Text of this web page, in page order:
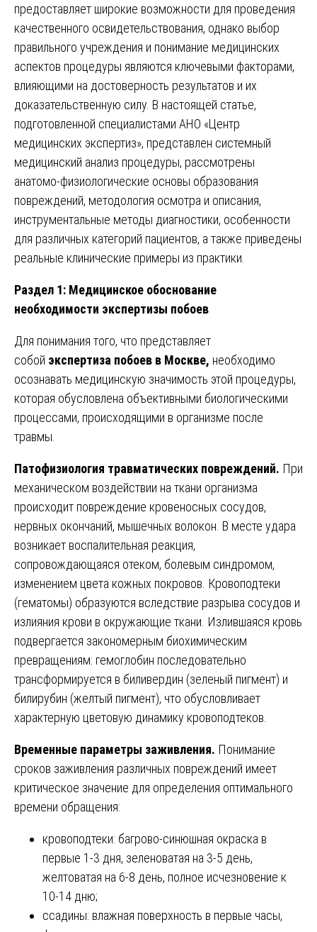
предоставляет широкие возможности для проведения
качественного освидетельствования, однако выбор
правильного учреждения и понимание медицинских
аспектов процедуры являются ключевыми факторами,
влияющими на достоверность результатов и их
доказательственную силу. В настоящей статье,
подготовленной специалистами АНО «Центр
медицинских экспертиз», представлен системный
медицинский анализ процедуры, рассмотрены
анатомо-физиологические основы образования
повреждений, методология осмотра и описания,
инструментальные методы диагностики, особенности
для различных категорий пациентов, а также приведены
реальные клинические примеры из практики.
Раздел 1: Медицинское обоснование
необходимости экспертизы побоев
Для понимания того, что представляет
собой экспертиза побоев в Москве, необходимо
осознавать медицинскую значимость этой процедуры,
которая обусловлена объективными биологическими
процессами, происходящими в организме после
травмы.
Патофизиология травматических повреждений. При
механическом воздействии на ткани организма
происходит повреждение кровеносных сосудов,
нервных окончаний, мышечных волокон. В месте удара
возникает воспалительная реакция,
сопровождающаяся отеком, болевым синдромом,
изменением цвета кожных покровов. Кровоподтеки
(гематомы) образуются вследствие разрыва сосудов и
излияния крови в окружающие ткани. Излившаяся кровь
подвергается закономерным биохимическим
превращениям: гемоглобин последовательно
трансформируется в биливердин (зеленый пигмент) и
билирубин (желтый пигмент), что обусловливает
характерную цветовую динамику кровоподтеков.
Временные параметры заживления. Понимание
сроков заживления различных повреждений имеет
критическое значение для определения оптимального
времени обращения:
кровоподтеки: багрово-синюшная окраска в
первые 1-3 дня, зеленоватая на 3-5 день,
желтоватая на 6-8 день, полное исчезновение к
10-14 дню;
ссадины: влажная поверхность в первые часы,